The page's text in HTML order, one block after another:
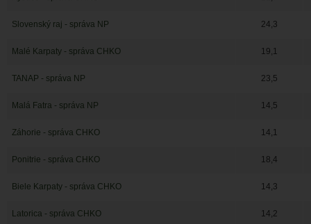
Slovenský raj - správa NP 24,3
Malé Karpaty - správa CHKO 19,1
TANAP - správa NP 23,5
Malá Fatra - správa NP 14,5
Záhorie - správa CHKO 14,1
Ponitrie - správa CHKO 18,4
Biele Karpaty - správa CHKO 14,3
Latorica - správa CHKO 14,2